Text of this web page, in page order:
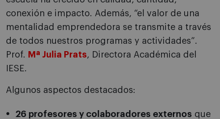
conexión e impacto. Además, “el valor de una
mentalidad emprendedora se transmite a través
de todos nuestros programas y actividades”.
Prof.
Mª Julia Prats , Directora Académica del
IESE.
Algunos aspectos destacados:
26 profesores y colaboradores externos que